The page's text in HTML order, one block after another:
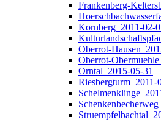
Frankenberg-
Kornberg_2011-02-
Oberrot-
Oberrot-
Orntal_2015-05-31
Riesbergturm_2011-